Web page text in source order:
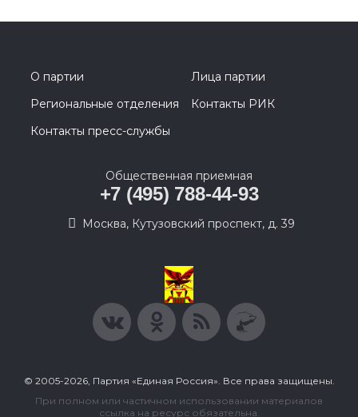
О партии
Лица партии
Региональные отделения
Контакты РИК
Контакты пресс-службы
Общественная приемная
+7 (495) 788-44-93
Москва, Кутузовский проспект, д. 39
© 2005-2026, Партия «Единая Россия». Все права защищены.
При полном или частичном использовании материалов
ссылка на ресурс обязательна.